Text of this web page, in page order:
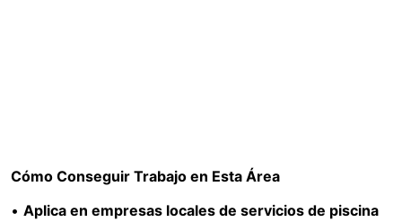
Cómo Conseguir Trabajo en Esta Área
• Aplica en empresas locales de servicios de piscina